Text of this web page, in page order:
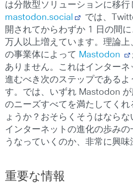
は分散型ソリューションに移
mastodon.social
では、
開されてからわずか 1 日の間
万人以上増えています。理論
の事業体によって Mastodon
ありません。これはインター
進むべき次のステップであるよ
す。では、いずれ Mastodon
のニーズすべてを満たしてくれ
ょうか？おそらくそうはなら
インターネットの進化の歩み
うなっていくのか、非常に興味
重要な情報